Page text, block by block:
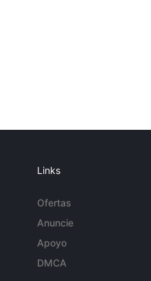
Links
Ofertas
Anuncie
Apoyo
DMCA